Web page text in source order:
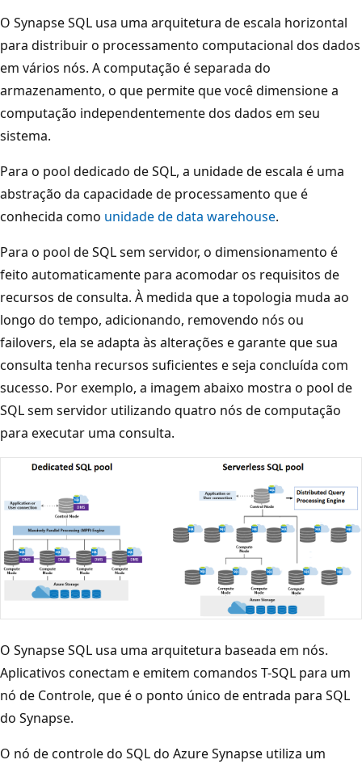
O Synapse SQL usa uma arquitetura de escala horizontal
para distribuir o processamento computacional dos dados
em vários nós. A computação é separada do
armazenamento, o que permite que você dimensione a
computação independentemente dos dados em seu
sistema.
Para o pool dedicado de SQL, a unidade de escala é uma
abstração da capacidade de processamento que é
conhecida como unidade de data warehouse.
Para o pool de SQL sem servidor, o dimensionamento é
feito automaticamente para acomodar os requisitos de
recursos de consulta. À medida que a topologia muda ao
longo do tempo, adicionando, removendo nós ou
failovers, ela se adapta às alterações e garante que sua
consulta tenha recursos suficientes e seja concluída com
sucesso. Por exemplo, a imagem abaixo mostra o pool de
SQL sem servidor utilizando quatro nós de computação
para executar uma consulta.
O Synapse SQL usa uma arquitetura baseada em nós.
Aplicativos conectam e emitem comandos T-SQL para um
nó de Controle, que é o ponto único de entrada para SQL
do Synapse.
O nó de controle do SQL do Azure Synapse utiliza um